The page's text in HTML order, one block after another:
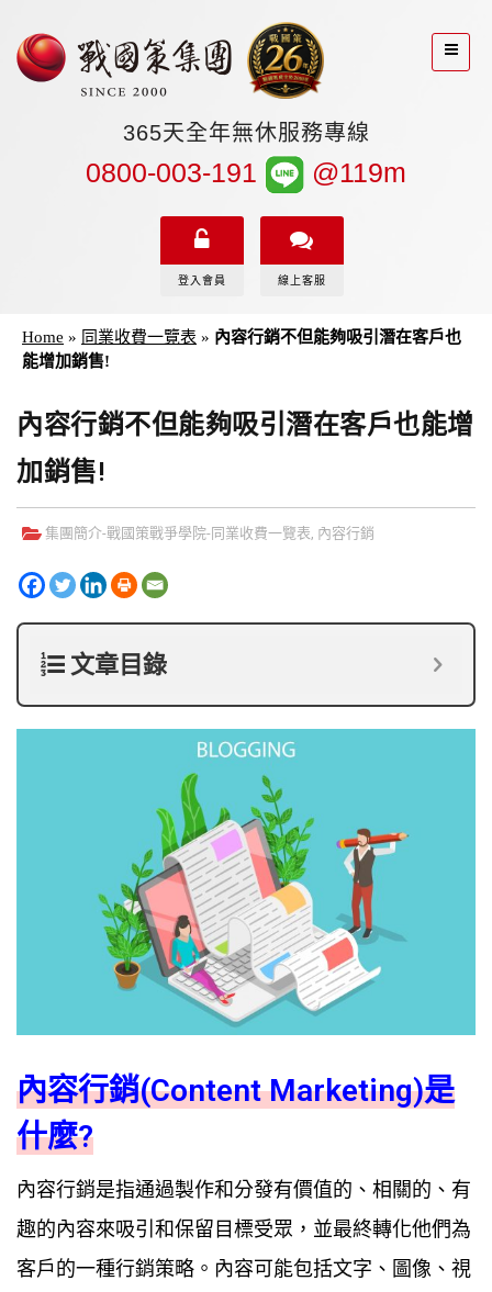
365天全年無休服務專線
0800-003-191 @119m
登入會員 線上客服
Home » 同業收費一覽表 » 內容行銷不但能夠吸引潛在客戶也
能增加銷售!
內容行銷不但能夠吸引潛在客戶也能增
加銷售!
集團簡介-戰國策戰爭學院-同業收費一覽表, 內容行銷
文章目錄
內容行銷(Content Marketing)是
什麼?
內容行銷是指通過製作和分發有價值的、相關的、有
趣的內容來吸引和保留目標受眾，並最終轉化他們為
客戶的一種行銷策略。內容可能包括文字、圖像、視